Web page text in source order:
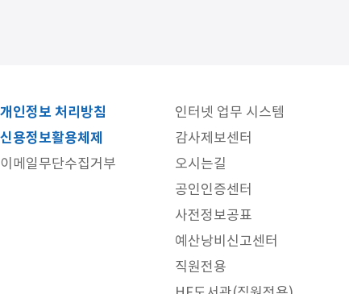
개인정보 처리방침
신용정보활용체제
이메일무단수집거부
인터넷 업무 시스템
감사제보센터
오시는길
공인인증센터
사전정보공표
예산낭비신고센터
직원전용